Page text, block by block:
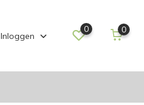
Inloggen
0 0